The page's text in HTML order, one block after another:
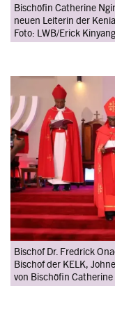
Bischöfin Catherine
neuen Leiterin der
Foto: LWB/Erick
Bischof Dr. Fredrick
Bischof der KELK,
von Bischöfin